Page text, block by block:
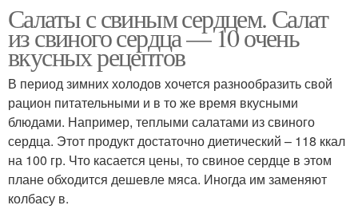
Салаты с свиным сердцем. Салат
из свиного сердца — 10 очень
вкусных рецептов
В период зимних холодов хочется разнообразить свой
рацион питательными и в то же время вкусными
блюдами. Например, теплыми салатами из свиного
сердца. Этот продукт достаточно диетический – 118 ккал
на 100 гр. Что касается цены, то свиное сердце в этом
плане обходится дешевле мяса. Иногда им заменяют
колбасу в.